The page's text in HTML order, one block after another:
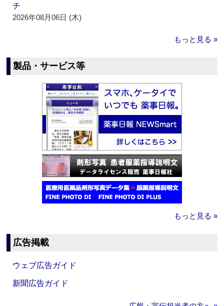
チ
2026年08月06日 (木)
もっと見る »
製品・サービス等
もっと見る »
広告掲載
ウェブ広告ガイド
新聞広告ガイド